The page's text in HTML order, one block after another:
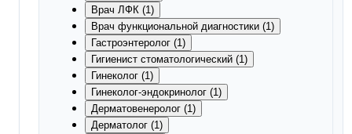
Врач ЛФК (1)
Врач функциональной диагностики (1)
Гастроэнтеролог (1)
Гигиенист стоматологический (1)
Гинеколог (1)
Гинеколог-эндокринолог (1)
Дерматовенеролог (1)
Дерматолог (1)